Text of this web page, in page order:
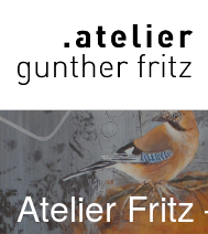
START
WERKE
VITA
Atelier